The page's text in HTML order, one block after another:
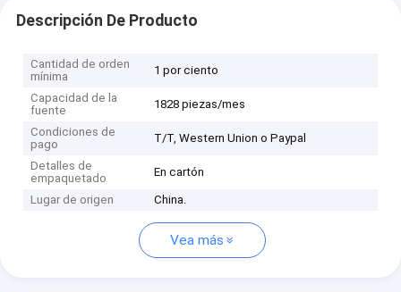
Descripción De Producto
Cantidad de orden
mínima
1 por ciento
Capacidad de la
fuente
1828 piezas/mes
Condiciones de
pago
T/T, Western Union o Paypal
Detalles de
empaquetado
En cartón
Lugar de origen China.
Vea más